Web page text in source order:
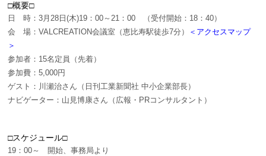
□概要□
日 時：3月28日(木)19：00～21：00 （受付開始：18：40）
会 場：VALCREATION会議室（恵比寿駅徒歩7分）
＜アクセスマップ
＞
参加者：15名定員（先着）
参加費：5,000円
ゲスト：川瀬治さん（日刊工業新聞社 中小企業部長）
ナビゲーター：山見博康さん（広報・PRコンサルタント）
□スケジュール□
19：00～ 開始、事務局より